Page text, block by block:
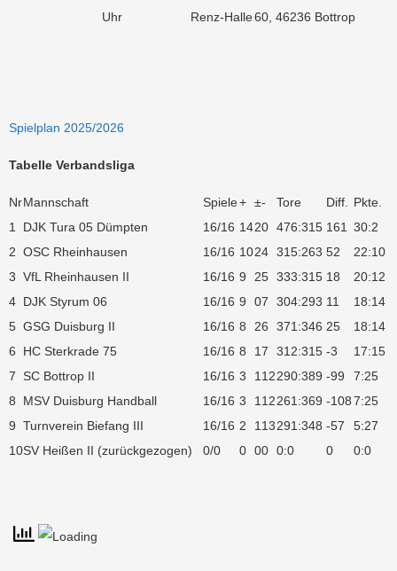
Uhr
Renz-Halle60, 46236 Bottrop
Spielplan 2025/2026
Tabelle Verbandsliga
NrMannschaft Spiele+ ±- Tore Diff.
Pkte.
1
DJK Tura 05 Dümpten 16/16 1420 476:315 161
30:2
2 OSC Rheinhausen 16/16 1024 315:263 52
22:10
3 VfL Rheinhausen II 16/16 9 25 333:315 18
20:12
4 DJK Styrum 06 16/16 9 07 304:293 11
18:14
5 GSG Duisburg II 16/16 8 26 371:346 25
18:14
6
HC Sterkrade 75 16/16 8 17 312:315 -3
17:15
7
SC Bottrop II 16/16 3 1 12290:389 -99
7:25
8
MSV Duisburg Handball 16/16 3 1 12261:369 -1087:25
9 Turnverein Biefang III 16/16 2 1 13291:348 -57
5:27
10SV Heißen II (zurückgezogen) 0/0 0 00 0:0 0 0:0